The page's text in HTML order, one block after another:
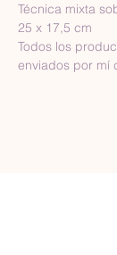
Técnica mixta
25 x 17,5 cm
Todos los
enviados por mí